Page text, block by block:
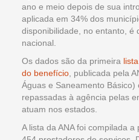
ano e meio depois de sua
aplicada em 34% dos
disponibilidade, no entanto, é
nacional.
Os dados são da primeira
do benefício , publicada pela
Águas e Saneamento
repassadas à agência pelas
atuam nos estados.
A lista da ANA foi compilada